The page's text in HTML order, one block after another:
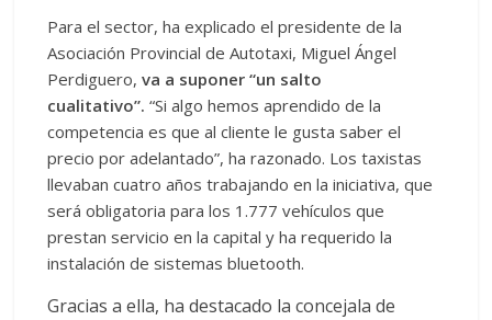
Para el sector, ha explicado el presidente de la
Asociación Provincial de Autotaxi, Miguel Ángel
Perdiguero,va a suponer “un salto
cualitativo”. “Si algo hemos aprendido de la
competencia es que al cliente le gusta saber el
precio por adelantado”, ha razonado. Los taxistas
llevaban cuatro años trabajando en la iniciativa, que
será obligatoria para los 1.777 vehículos que
prestan servicio en la capital y ha requerido la
instalación de sistemas bluetooth.
Gracias a ella, ha destacado la concejala de